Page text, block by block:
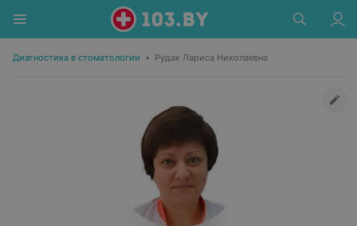
Диагностика в стоматологии • Рудак Лариса Николаевна